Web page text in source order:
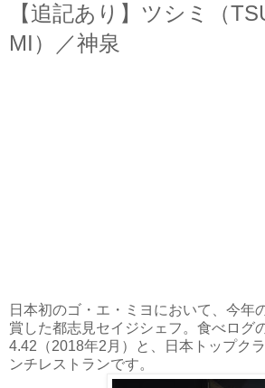
【追記あり】ツシミ（
MI）／神泉
日本初のゴ・エ・ミヨにおいて、今年
賞した都志見セイジシェフ。食べログ
4.42（2018年2月）と、日本トップク
ンチレストランです。